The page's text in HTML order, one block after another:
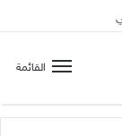
القائمة